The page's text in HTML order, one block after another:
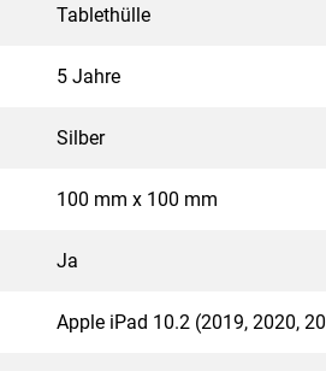
Tablethülle
5 Jahre
Silber
100 mm x 100 mm
Ja
Apple iPad 10.2 (2019, 2020,